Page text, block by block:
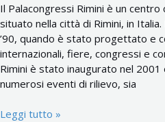
Il Palacongressi Rimini è un
situato nella città di Rimini, in
’90, quando è stato progettato e
internazionali, fiere, congressi e
Rimini è stato inaugurato nel
numerosi eventi di rilievo, sia
Leggi tutto »